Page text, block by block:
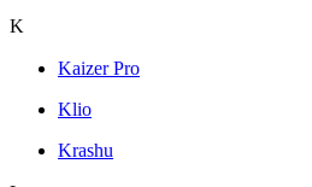
K
Kaizer Pro
Klio
Krashu